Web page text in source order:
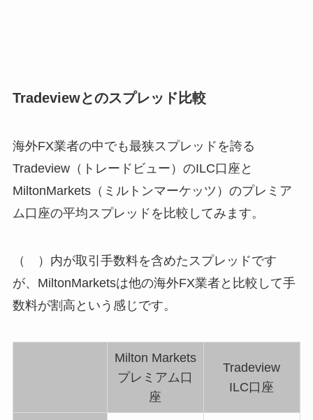
Tradeviewとのスプレッド比較
海外FX業者の中でも最狭スプレッドを誇る
Tradeview（トレードビュー）のILC口座と
MiltonMarkets（ミルトンマーケッツ）のプレミア
ム口座の平均スプレッドを比較してみます。
（ ）内が取引手数料を含めたスプレッドです
が、MiltonMarketsは他の海外FX業者と比較して手
数料が割高という感じです。
Milton Markets
プレミアム口
座
Tradeview
ILC口座